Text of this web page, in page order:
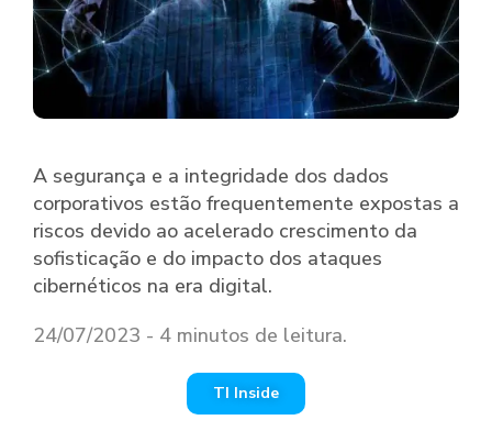
A segurança e a integridade dos dados
corporativos estão frequentemente expostas a
riscos devido ao acelerado crescimento da
sofisticação e do impacto dos ataques
cibernéticos na era digital.
24/07/2023 - 4 minutos de leitura.
TI Inside